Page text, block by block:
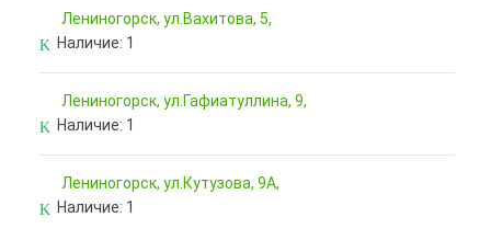
Лениногорск, ул.Вахитова, 5,
Наличие: 1
Лениногорск, ул.Гафиатуллина, 9,
Наличие: 1
Лениногорск, ул.Кутузова, 9А,
Наличие: 1